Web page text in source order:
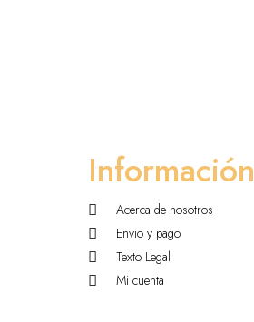
Información
Acerca de nosotros
Envio y pago
Texto Legal
Mi cuenta